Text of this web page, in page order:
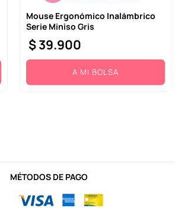
Mouse Ergonómico Inalámbrico
Serie Miniso Gris
$39.900
A MI BOLSA
MÉTODOS DE PAGO